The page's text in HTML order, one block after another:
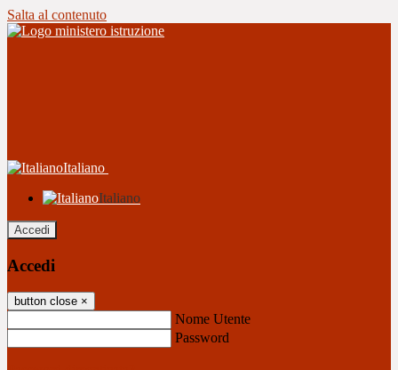
Salta al contenuto
Italiano
Italiano
Accedi
Accedi
button close ×
Nome Utente
Password